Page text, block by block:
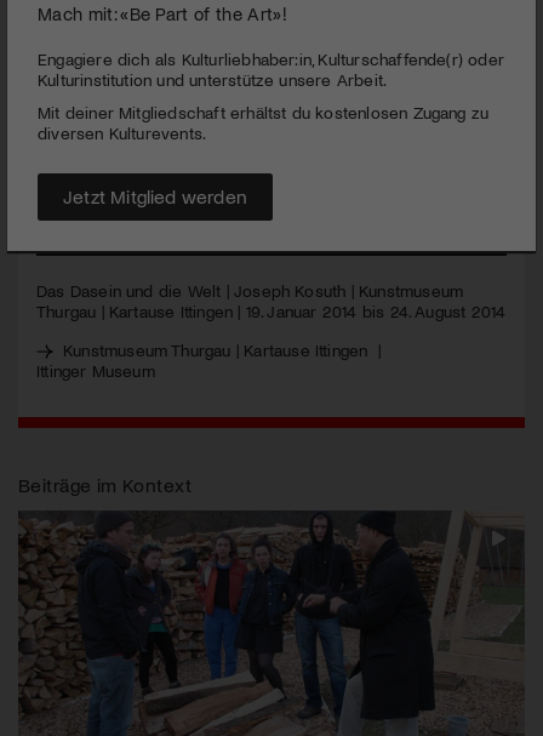
seconds
minutes,
seconds
Kunstmuseum Thurgau | Joseph Kosuth
PUBLIZIERT AM 14. MÄRZ 2014
Kosuth. Das Dasein und die Welt» gruppiert um die Werke des
Kunstmuseums Thurgau Leihgaben und gibt einen Überblick
der Kunst seit 1960.
MEHR
Das Dasein und die Welt | Joseph Kosuth | Kunstmuseum
Thurgau | Kartause Ittingen | 19. Januar 2014 bis 24. August 2014
Kunstmuseum Thurgau | Kartause Ittingen |
Ittinger Museum
Beiträge im Kontext
Mach mit: «Be Part of the Art»!
Engagiere dich als Kulturliebhaber:in, Kulturschaffende(r) oder
Kulturinstitution und unterstütze unsere Arbeit.
Mit deiner Mitgliedschaft erhältst du kostenlosen Zugang zu
diversen Kulturevents.
Jetzt Mitglied werden